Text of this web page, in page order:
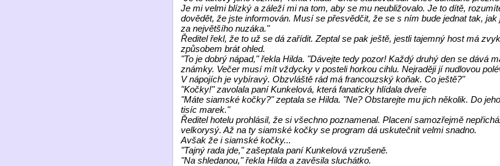
Je mi velmi blízký a záleží mi na tom, aby se mu neubližovalo. Je to dítě,
dovědět, že jste informován. Musí se přesvědčit, že se s ním bude jednat tak,
za největšího nuzáka."
Ředitel řekl, že to už se dá zařídit. Zeptal se pak ještě, jestli tajemný host má
způsobem brát ohled.
"To je dobrý nápad," řekla Hilda. "Dávejte tedy pozor! Každý druhý den se dává
známky. Večer musí mít vždycky v posteli horkou cihlu. Nejraději jí nudlovou
V nápojích je vybíravý. Obzvláště rád má francouzský koňak. Co ještě?"
"Kočky!" zavolala paní Kunkelová, která fanaticky hlídala dveře
"Máte siamské kočky?" zeptala se Hilda. "Ne? Obstarejte mu jich několik. Do
tisíc marek."
Ředitel hotelu prohlásil, že si všechno poznamenal. Placení samozřejmě
velkorysý. Až na ty siamské kočky se program dá uskutečnit velmi snadno.
Avšak že i siamské kočky...
"Tajný rada jde," zašeptala paní Kunkelová vzrušeně.
"Na shledanou," řekla Hilda a zavěsila sluchátko.